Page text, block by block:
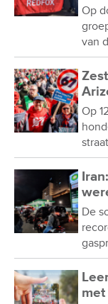
Op
van
Op
De